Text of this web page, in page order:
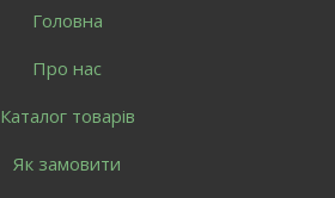
Головна
Про нас
Каталог товарів
Як замовити